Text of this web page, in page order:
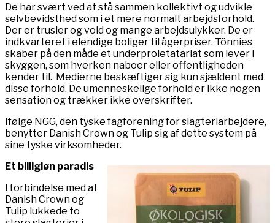
De har svært ved at stå sammen kollektivt og udvikle
selvbevidsthed som i et mere normalt arbejdsforhold.
Der er trusler og vold og mange arbejdsulykker. De er
indkvarteret i elendige boliger til ågerpriser. Tönnies
skaber på den måde et underproletatariat som lever i
skyggen, som hverken naboer eller offentligheden
kender til. Medierne beskæftiger sig kun sjældent med
disse forhold. De umenneskelige forhold er ikke nogen
sensation og trækker ikke overskrifter.
Ifølge NGG, den tyske fagforening for slagteriarbejdere,
benytter Danish Crown og Tulip sig af dette system på
sine tyske virksomheder.
Et billigløn paradis
I forbindelse med at
Danish Crown og
Tulip lukkede to